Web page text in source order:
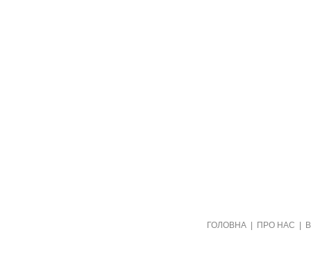
ГОЛОВНА ПРО НАС